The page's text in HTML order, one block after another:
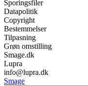
Sporingsfiler
Datapolitik
Copyright
Bestemmelser
Tilpasning
Grøn omstilling
Smage.dk
Lupra
info@lupra.dk
Smage